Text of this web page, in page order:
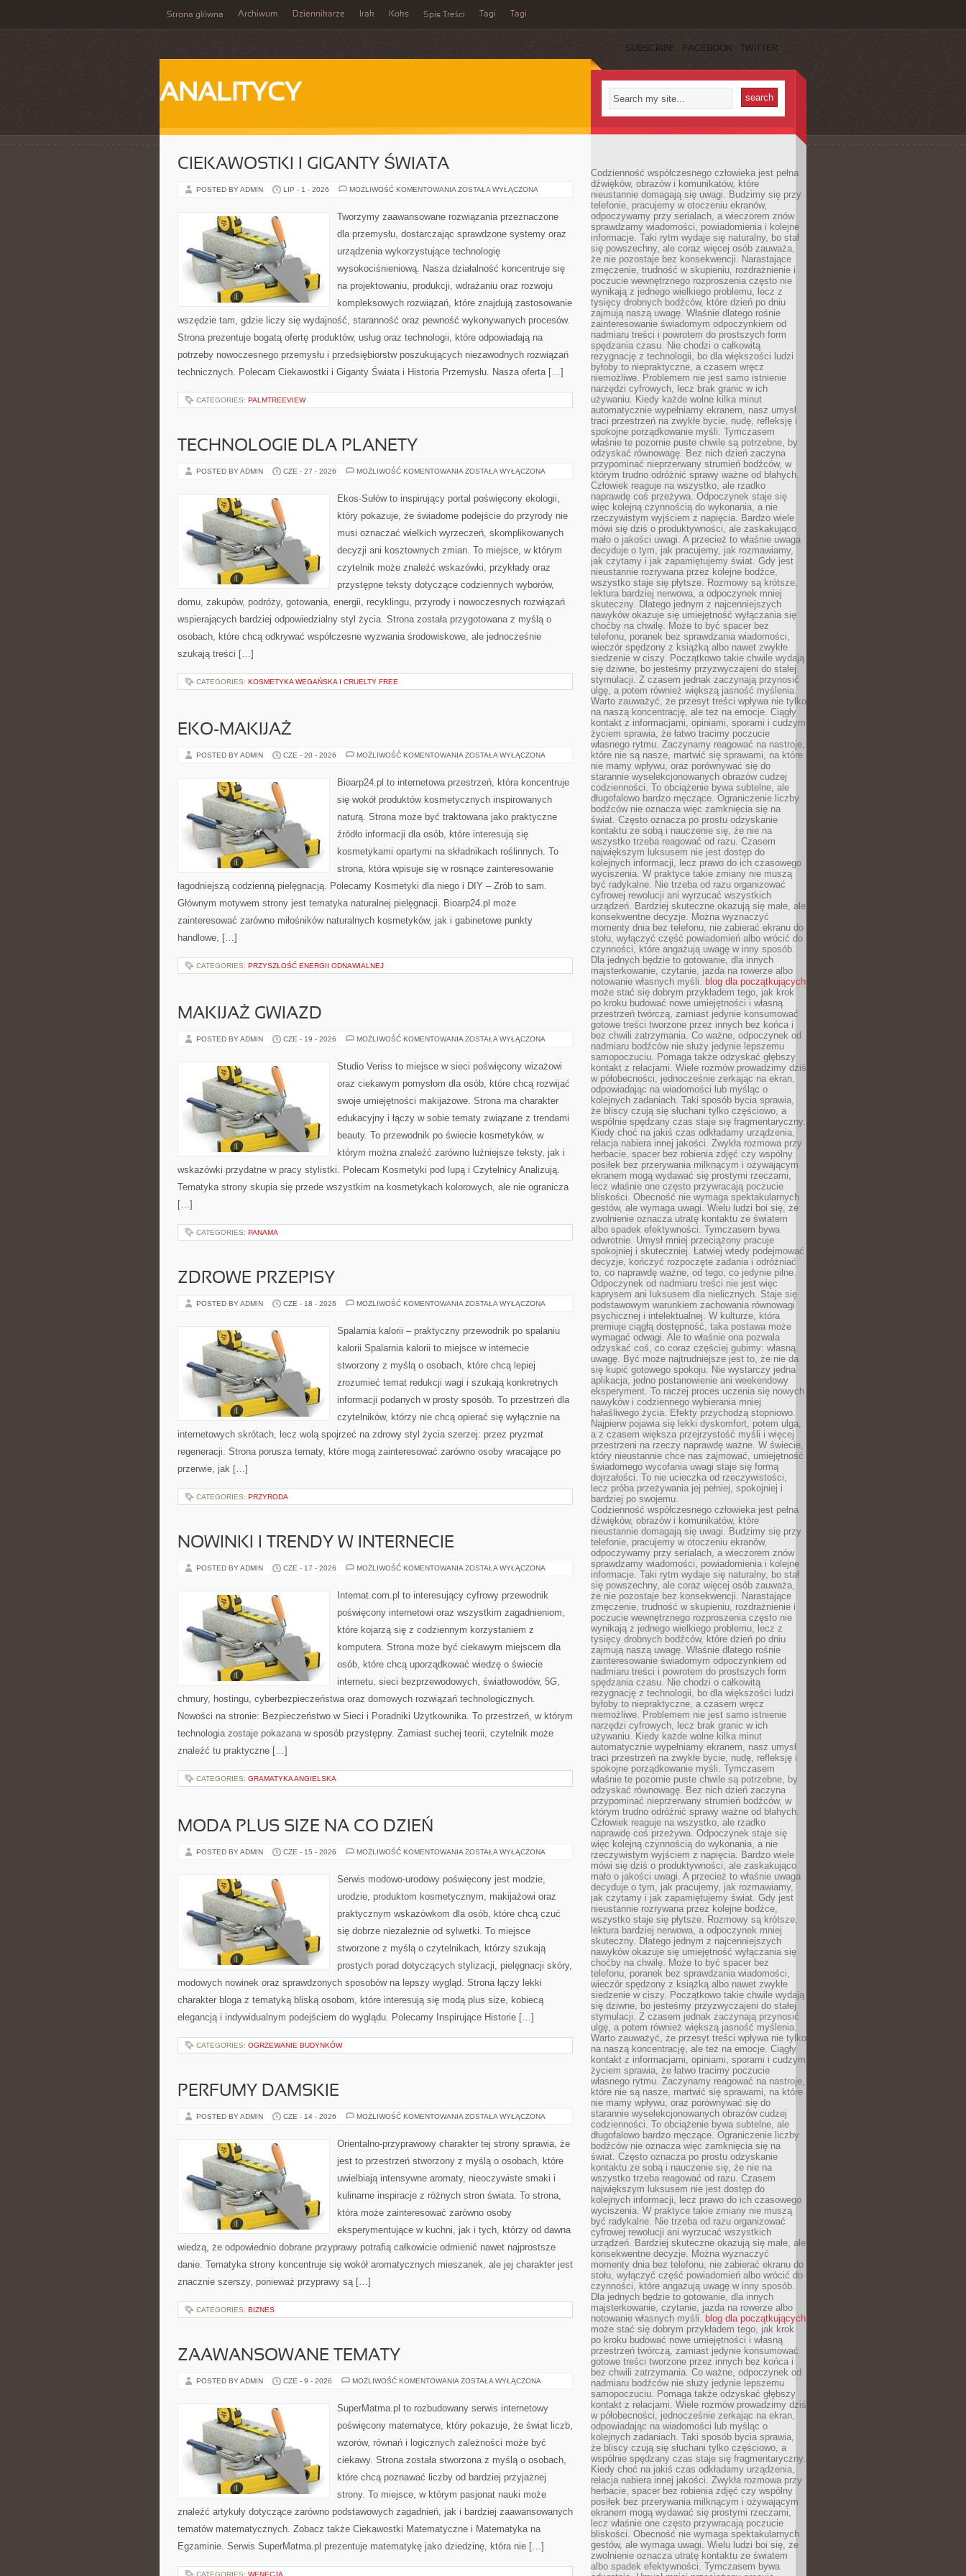
Strona główna Archiwum Dziennikarze Irak Koks Spis Treści Tagi Tagi
SUBSCRIBE FACEBOOK TWITTER
ANALITYCY
CIEKAWOSTKI I GIGANTY ŚWIATA
POSTED BY ADMIN LIP - 1 - 2026 MOŻLIWOŚĆ KOMENTOWANIA CIEKAWOSTKI
ŚWIATA
ZOSTAŁA WYŁĄCZONA
Tworzymy zaawansowane rozwiązania przeznaczone
dla przemysłu, dostarczając sprawdzone systemy oraz
urządzenia wykorzystujące technologię
wysokociśnieniową. Nasza działalność koncentruje się
na projektowaniu, produkcji, wdrażaniu oraz rozwoju
kompleksowych rozwiązań, które znajdują zastosowanie
wszędzie tam, gdzie liczy się wydajność, staranność oraz pewność wykonywanych procesów.
Strona prezentuje bogatą ofertę produktów, usług oraz technologii, które odpowiadają na
potrzeby nowoczesnego przemysłu i przedsiębiorstw poszukujących niezawodnych rozwiązań
technicznych. Polecam Ciekawostki i Giganty Świata i Historia Przemysłu. Nasza oferta […]
CATEGORIES: PALMTREEVIEW
TECHNOLOGIE DLA PLANETY
POSTED BY ADMIN CZE - 27 - 2026 MOŻLIWOŚĆ KOMENTOWANIA TECHNOLOGIE
ZOSTAŁA WYŁĄCZONA
Ekos-Sułów to inspirujący portal poświęcony ekologii,
który pokazuje, że świadome podejście do przyrody nie
musi oznaczać wielkich wyrzeczeń, skomplikowanych
decyzji ani kosztownych zmian. To miejsce, w którym
czytelnik może znaleźć wskazówki, przykłady oraz
przystępne teksty dotyczące codziennych wyborów,
domu, zakupów, podróży, gotowania, energii, recyklingu, przyrody i nowoczesnych rozwiązań
wspierających bardziej odpowiedzialny styl życia. Strona została przygotowana z myślą o
osobach, które chcą odkrywać współczesne wyzwania środowiskowe, ale jednocześnie
szukają treści […]
CATEGORIES: KOSMETYKA WEGAŃSKA I CRUELTY FREE
EKO-MAKIJAŻ
POSTED BY ADMIN CZE - 20 - 2026 MOŻLIWOŚĆ KOMENTOWANIA EKO-
ZOSTAŁA WYŁĄCZONA
Bioarp24.pl to internetowa przestrzeń, która koncentruje
się wokół produktów kosmetycznych inspirowanych
naturą. Strona może być traktowana jako praktyczne
źródło informacji dla osób, które interesują się
kosmetykami opartymi na składnikach roślinnych. To
strona, która wpisuje się w rosnące zainteresowanie
łagodniejszą codzienną pielęgnacją. Polecamy Kosmetyki dla niego i DIY – Zrób to sam.
Głównym motywem strony jest tematyka naturalnej pielęgnacji. Bioarp24.pl może
zainteresować zarówno miłośników naturalnych kosmetyków, jak i gabinetowe punkty
handlowe, […]
CATEGORIES: PRZYSZŁOŚĆ ENERGII ODNAWIALNEJ
MAKIJAŻ GWIAZD
POSTED BY ADMIN CZE - 19 - 2026 MOŻLIWOŚĆ KOMENTOWANIA MAKIJAŻ
ZOSTAŁA WYŁĄCZONA
Studio Veriss to miejsce w sieci poświęcony wizażowi
oraz ciekawym pomysłom dla osób, które chcą rozwijać
swoje umiejętności makijażowe. Strona ma charakter
edukacyjny i łączy w sobie tematy związane z trendami
beauty. To przewodnik po świecie kosmetyków, w
którym można znaleźć zarówno luźniejsze teksty, jak i
wskazówki przydatne w pracy stylistki. Polecam Kosmetyki pod lupą i Czytelnicy Analizują.
Tematyka strony skupia się przede wszystkim na kosmetykach kolorowych, ale nie ogranicza
[…]
CATEGORIES: PANAMA
ZDROWE PRZEPISY
POSTED BY ADMIN CZE - 18 - 2026 MOŻLIWOŚĆ KOMENTOWANIA ZDROWE
ZOSTAŁA WYŁĄCZONA
Spalarnia kalorii – praktyczny przewodnik po spalaniu
kalorii Spalarnia kalorii to miejsce w internecie
stworzony z myślą o osobach, które chcą lepiej
zrozumieć temat redukcji wagi i szukają konkretnych
informacji podanych w prosty sposób. To przestrzeń dla
czytelników, którzy nie chcą opierać się wyłącznie na
internetowych skrótach, lecz wolą spojrzeć na zdrowy styl życia szerzej: przez pryzmat
regeneracji. Strona porusza tematy, które mogą zainteresować zarówno osoby wracające po
przerwie, jak […]
CATEGORIES: PRZYRODA
NOWINKI I TRENDY W INTERNECIE
POSTED BY ADMIN CZE - 17 - 2026 MOŻLIWOŚĆ KOMENTOWANIA NOWINKI
INTERNECIE
ZOSTAŁA WYŁĄCZONA
Internat.com.pl to interesujący cyfrowy przewodnik
poświęcony internetowi oraz wszystkim zagadnieniom,
które kojarzą się z codziennym korzystaniem z
komputera. Strona może być ciekawym miejscem dla
osób, które chcą uporządkować wiedzę o świecie
internetu, sieci bezprzewodowych, światłowodów, 5G,
chmury, hostingu, cyberbezpieczeństwa oraz domowych rozwiązań technologicznych.
Nowości na stronie: Bezpieczeństwo w Sieci i Poradniki Użytkownika. To przestrzeń, w którym
technologia zostaje pokazana w sposób przystępny. Zamiast suchej teorii, czytelnik może
znaleźć tu praktyczne […]
CATEGORIES: GRAMATYKA ANGIELSKA
MODA PLUS SIZE NA CO DZIEŃ
POSTED BY ADMIN CZE - 15 - 2026 MOŻLIWOŚĆ KOMENTOWANIA MODA
NA
CO
ZOSTAŁA WYŁĄCZONA
Serwis modowo-urodowy poświęcony jest modzie,
urodzie, produktom kosmetycznym, makijażowi oraz
praktycznym wskazówkom dla osób, które chcą czuć
się dobrze niezależnie od sylwetki. To miejsce
stworzone z myślą o czytelnikach, którzy szukają
prostych porad dotyczących stylizacji, pielęgnacji skóry,
modowych nowinek oraz sprawdzonych sposobów na lepszy wygląd. Strona łączy lekki
charakter bloga z tematyką bliską osobom, które interesują się modą plus size, kobiecą
elegancją i indywidualnym podejściem do wyglądu. Polecamy Inspirujące Historie […]
CATEGORIES: OGRZEWANIE BUDYNKÓW
PERFUMY DAMSKIE
POSTED BY ADMIN CZE - 14 - 2026 MOŻLIWOŚĆ KOMENTOWANIA PERFUMY
ZOSTAŁA WYŁĄCZONA
Orientalno-przyprawowy charakter tej strony sprawia, że
jest to przestrzeń stworzony z myślą o osobach, które
uwielbiają intensywne aromaty, nieoczywiste smaki i
kulinarne inspiracje z różnych stron świata. To strona,
która może zainteresować zarówno osoby
eksperymentujące w kuchni, jak i tych, którzy od dawna
wiedzą, że odpowiednio dobrane przyprawy potrafią całkowicie odmienić nawet najprostsze
danie. Tematyka strony koncentruje się wokół aromatycznych mieszanek, ale jej charakter jest
znacznie szerszy, ponieważ przyprawy są […]
CATEGORIES: BIZNES
ZAAWANSOWANE TEMATY
POSTED BY ADMIN CZE - 9 - 2026 MOŻLIWOŚĆ KOMENTOWANIA ZAAWANSOWANE
ZOSTAŁA WYŁĄCZONA
SuperMatma.pl to rozbudowany serwis internetowy
poświęcony matematyce, który pokazuje, że świat liczb,
wzorów, równań i logicznych zależności może być
ciekawy. Strona została stworzona z myślą o osobach,
które chcą poznawać liczby od bardziej przyjaznej
strony. To miejsce, w którym pasjonat nauki może
znaleźć artykuły dotyczące zarówno podstawowych zagadnień, jak i bardziej zaawansowanych
tematów matematycznych. Zobacz także Ciekawostki Matematyczne i Matematyka na
Egzaminie. Serwis SuperMatma.pl prezentuje matematykę jako dziedzinę, która nie […]
CATEGORIES: WENECJA
Codzienność współczesnego człowieka jest pełna
dźwięków, obrazów i komunikatów, które
nieustannie domagają się uwagi. Budzimy się przy
telefonie, pracujemy w otoczeniu ekranów,
odpoczywamy przy serialach, a wieczorem znów
sprawdzamy wiadomości, powiadomienia i kolejne
informacje. Taki rytm wydaje się naturalny, bo stał
się powszechny, ale coraz więcej osób zauważa,
że nie pozostaje bez konsekwencji. Narastające
zmęczenie, trudność w skupieniu, rozdrażnienie i
poczucie wewnętrznego rozproszenia często nie
wynikają z jednego wielkiego problemu, lecz z
tysięcy drobnych bodźców, które dzień po dniu
zajmują naszą uwagę. Właśnie dlatego rośnie
zainteresowanie świadomym odpoczynkiem od
nadmiaru treści i powrotem do prostszych form
spędzania czasu. Nie chodzi o całkowitą
rezygnację z technologii, bo dla większości ludzi
byłoby to niepraktyczne, a czasem wręcz
niemożliwe. Problemem nie jest samo istnienie
narzędzi cyfrowych, lecz brak granic w ich
używaniu. Kiedy każde wolne kilka minut
automatycznie wypełniamy ekranem, nasz umysł
traci przestrzeń na zwykłe bycie, nudę, refleksję i
spokojne porządkowanie myśli. Tymczasem
właśnie te pozornie puste chwile są potrzebne, by
odzyskać równowagę. Bez nich dzień zaczyna
przypominać nieprzerwany strumień bodźców, w
którym trudno odróżnić sprawy ważne od błahych.
Człowiek reaguje na wszystko, ale rzadko
naprawdę coś przeżywa. Odpoczynek staje się
więc kolejną czynnością do wykonania, a nie
rzeczywistym wyjściem z napięcia. Bardzo wiele
mówi się dziś o produktywności, ale zaskakująco
mało o jakości uwagi. A przecież to właśnie uwaga
decyduje o tym, jak pracujemy, jak rozmawiamy,
jak czytamy i jak zapamiętujemy świat. Gdy jest
nieustannie rozrywana przez kolejne bodźce,
wszystko staje się płytsze. Rozmowy są krótsze,
lektura bardziej nerwowa, a odpoczynek mniej
skuteczny. Dlatego jednym z najcenniejszych
nawyków okazuje się umiejętność wyłączania się
choćby na chwilę. Może to być spacer bez
telefonu, poranek bez sprawdzania wiadomości,
wieczór spędzony z książką albo nawet zwykłe
siedzenie w ciszy. Początkowo takie chwile wydają
się dziwne, bo jesteśmy przyzwyczajeni do stałej
stymulacji. Z czasem jednak zaczynają przynosić
ulgę, a potem również większą jasność myślenia.
Warto zauważyć, że przesyt treści wpływa nie tylko
na naszą koncentrację, ale też na emocje. Ciągły
kontakt z informacjami, opiniami, sporami i cudzym
życiem sprawia, że łatwo tracimy poczucie
własnego rytmu. Zaczynamy reagować na nastroje,
które nie są nasze, martwić się sprawami, na które
nie mamy wpływu, oraz porównywać się do
starannie wyselekcjonowanych obrazów cudzej
codzienności. To obciążenie bywa subtelne, ale
długofalowo bardzo męczące. Ograniczenie liczby
bodźców nie oznacza więc zamknięcia się na
świat. Często oznacza po prostu odzyskanie
kontaktu ze sobą i nauczenie się, że nie na
wszystko trzeba reagować od razu. Czasem
największym luksusem nie jest dostęp do
kolejnych informacji, lecz prawo do ich czasowego
wyciszenia. W praktyce takie zmiany nie muszą
być radykalne. Nie trzeba od razu organizować
cyfrowej rewolucji ani wyrzucać wszystkich
urządzeń. Bardziej skuteczne okazują się małe, ale
konsekwentne decyzje. Można wyznaczyć
momenty dnia bez telefonu, nie zabierać ekranu do
stołu, wyłączyć część powiadomień albo wrócić do
czynności, które angażują uwagę w inny sposób.
Dla jednych będzie to gotowanie, dla innych
majsterkowanie, czytanie, jazda na rowerze albo
notowanie własnych myśli. blog dla początkujących
może stać się dobrym przykładem tego, jak krok
po kroku budować nowe umiejętności i własną
przestrzeń twórczą, zamiast jedynie konsumować
gotowe treści tworzone przez innych bez końca i
bez chwili zatrzymania. Co ważne, odpoczynek od
nadmiaru bodźców nie służy jedynie lepszemu
samopoczuciu. Pomaga także odzyskać głębszy
kontakt z relacjami. Wiele rozmów prowadzimy dziś
w półobecności, jednocześnie zerkając na ekran,
odpowiadając na wiadomości lub myśląc o
kolejnych zadaniach. Taki sposób bycia sprawia,
że bliscy czują się słuchani tylko częściowo, a
wspólnie spędzany czas staje się fragmentaryczny.
Kiedy choć na jakiś czas odkładamy urządzenia,
relacja nabiera innej jakości. Zwykła rozmowa przy
herbacie, spacer bez robienia zdjęć czy wspólny
posiłek bez przerywania milknącym i ożywającym
ekranem mogą wydawać się prostymi rzeczami,
lecz właśnie one często przywracają poczucie
bliskości. Obecność nie wymaga spektakularnych
gestów, ale wymaga uwagi. Wielu ludzi boi się, że
zwolnienie oznacza utratę kontaktu ze światem
albo spadek efektywności. Tymczasem bywa
odwrotnie. Umysł mniej przeciążony pracuje
spokojniej i skuteczniej. Łatwiej wtedy podejmować
decyzje, kończyć rozpoczęte zadania i odróżniać
to, co naprawdę ważne, od tego, co jedynie pilne.
Odpoczynek od nadmiaru treści nie jest więc
kaprysem ani luksusem dla nielicznych. Staje się
podstawowym warunkiem zachowania równowagi
psychicznej i intelektualnej. W kulturze, która
premiuje ciągłą dostępność, taka postawa może
wymagać odwagi. Ale to właśnie ona pozwala
odzyskać coś, co coraz częściej gubimy: własną
uwagę. Być może najtrudniejsze jest to, że nie da
się kupić gotowego spokoju. Nie wystarczy jedna
aplikacja, jedno postanowienie ani weekendowy
eksperyment. To raczej proces uczenia się nowych
nawyków i codziennego wybierania mniej
hałaśliwego życia. Efekty przychodzą stopniowo.
Najpierw pojawia się lekki dyskomfort, potem ulga,
a z czasem większa przejrzystość myśli i więcej
przestrzeni na rzeczy naprawdę ważne. W świecie,
który nieustannie chce nas zajmować, umiejętność
świadomego wycofania uwagi staje się formą
dojrzałości. To nie ucieczka od rzeczywistości,
lecz próba przeżywania jej pełniej, spokojniej i
bardziej po swojemu.
Codzienność współczesnego człowieka jest pełna
dźwięków, obrazów i komunikatów, które
nieustannie domagają się uwagi. Budzimy się przy
telefonie, pracujemy w otoczeniu ekranów,
odpoczywamy przy serialach, a wieczorem znów
sprawdzamy wiadomości, powiadomienia i kolejne
informacje. Taki rytm wydaje się naturalny, bo stał
się powszechny, ale coraz więcej osób zauważa,
że nie pozostaje bez konsekwencji. Narastające
zmęczenie, trudność w skupieniu, rozdrażnienie i
poczucie wewnętrznego rozproszenia często nie
wynikają z jednego wielkiego problemu, lecz z
tysięcy drobnych bodźców, które dzień po dniu
zajmują naszą uwagę. Właśnie dlatego rośnie
zainteresowanie świadomym odpoczynkiem od
nadmiaru treści i powrotem do prostszych form
spędzania czasu. Nie chodzi o całkowitą
rezygnację z technologii, bo dla większości ludzi
byłoby to niepraktyczne, a czasem wręcz
niemożliwe. Problemem nie jest samo istnienie
narzędzi cyfrowych, lecz brak granic w ich
używaniu. Kiedy każde wolne kilka minut
automatycznie wypełniamy ekranem, nasz umysł
traci przestrzeń na zwykłe bycie, nudę, refleksję i
spokojne porządkowanie myśli. Tymczasem
właśnie te pozornie puste chwile są potrzebne, by
odzyskać równowagę. Bez nich dzień zaczyna
przypominać nieprzerwany strumień bodźców, w
którym trudno odróżnić sprawy ważne od błahych.
Człowiek reaguje na wszystko, ale rzadko
naprawdę coś przeżywa. Odpoczynek staje się
więc kolejną czynnością do wykonania, a nie
rzeczywistym wyjściem z napięcia. Bardzo wiele
mówi się dziś o produktywności, ale zaskakująco
mało o jakości uwagi. A przecież to właśnie uwaga
decyduje o tym, jak pracujemy, jak rozmawiamy,
jak czytamy i jak zapamiętujemy świat. Gdy jest
nieustannie rozrywana przez kolejne bodźce,
wszystko staje się płytsze. Rozmowy są krótsze,
lektura bardziej nerwowa, a odpoczynek mniej
skuteczny. Dlatego jednym z najcenniejszych
nawyków okazuje się umiejętność wyłączania się
choćby na chwilę. Może to być spacer bez
telefonu, poranek bez sprawdzania wiadomości,
wieczór spędzony z książką albo nawet zwykłe
siedzenie w ciszy. Początkowo takie chwile wydają
się dziwne, bo jesteśmy przyzwyczajeni do stałej
stymulacji. Z czasem jednak zaczynają przynosić
ulgę, a potem również większą jasność myślenia.
Warto zauważyć, że przesyt treści wpływa nie tylko
na naszą koncentrację, ale też na emocje. Ciągły
kontakt z informacjami, opiniami, sporami i cudzym
życiem sprawia, że łatwo tracimy poczucie
własnego rytmu. Zaczynamy reagować na nastroje,
które nie są nasze, martwić się sprawami, na które
nie mamy wpływu, oraz porównywać się do
starannie wyselekcjonowanych obrazów cudzej
codzienności. To obciążenie bywa subtelne, ale
długofalowo bardzo męczące. Ograniczenie liczby
bodźców nie oznacza więc zamknięcia się na
świat. Często oznacza po prostu odzyskanie
kontaktu ze sobą i nauczenie się, że nie na
wszystko trzeba reagować od razu. Czasem
największym luksusem nie jest dostęp do
kolejnych informacji, lecz prawo do ich czasowego
wyciszenia. W praktyce takie zmiany nie muszą
być radykalne. Nie trzeba od razu organizować
cyfrowej rewolucji ani wyrzucać wszystkich
urządzeń. Bardziej skuteczne okazują się małe, ale
konsekwentne decyzje. Można wyznaczyć
momenty dnia bez telefonu, nie zabierać ekranu do
stołu, wyłączyć część powiadomień albo wrócić do
czynności, które angażują uwagę w inny sposób.
Dla jednych będzie to gotowanie, dla innych
majsterkowanie, czytanie, jazda na rowerze albo
notowanie własnych myśli. blog dla początkujących
może stać się dobrym przykładem tego, jak krok
po kroku budować nowe umiejętności i własną
przestrzeń twórczą, zamiast jedynie konsumować
gotowe treści tworzone przez innych bez końca i
bez chwili zatrzymania. Co ważne, odpoczynek od
nadmiaru bodźców nie służy jedynie lepszemu
samopoczuciu. Pomaga także odzyskać głębszy
kontakt z relacjami. Wiele rozmów prowadzimy dziś
w półobecności, jednocześnie zerkając na ekran,
odpowiadając na wiadomości lub myśląc o
kolejnych zadaniach. Taki sposób bycia sprawia,
że bliscy czują się słuchani tylko częściowo, a
wspólnie spędzany czas staje się fragmentaryczny.
Kiedy choć na jakiś czas odkładamy urządzenia,
relacja nabiera innej jakości. Zwykła rozmowa przy
herbacie, spacer bez robienia zdjęć czy wspólny
posiłek bez przerywania milknącym i ożywającym
ekranem mogą wydawać się prostymi rzeczami,
lecz właśnie one często przywracają poczucie
bliskości. Obecność nie wymaga spektakularnych
gestów, ale wymaga uwagi. Wielu ludzi boi się, że
zwolnienie oznacza utratę kontaktu ze światem
albo spadek efektywności. Tymczasem bywa